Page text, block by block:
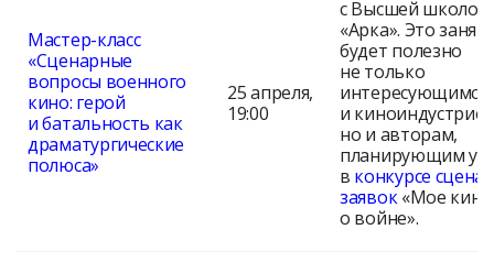
Мастер-класс
«Сценарные
вопросы военного
кино: герой
и батальность как
драматургические
полюса»
25 апреля,
19:00
с Высшей школой
«Арка». Это
будет полезно
не только
интересующимся
и
но и авторам,
планирующим
в конкурсе
заявок«Мое кино
о войне».